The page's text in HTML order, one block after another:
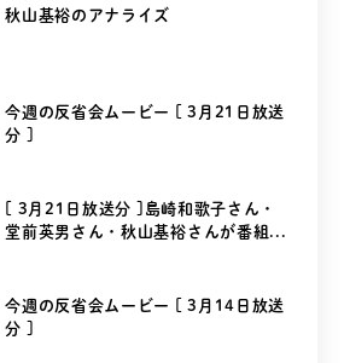
秋山基裕のアナライズ
今週の反省会ムービー [ 3月21日放送
分 ]
[ 3月21日放送分 ]島崎和歌子さん・
堂前英男さん・秋山基裕さんが番組...
今週の反省会ムービー [ 3月14日放送
分 ]